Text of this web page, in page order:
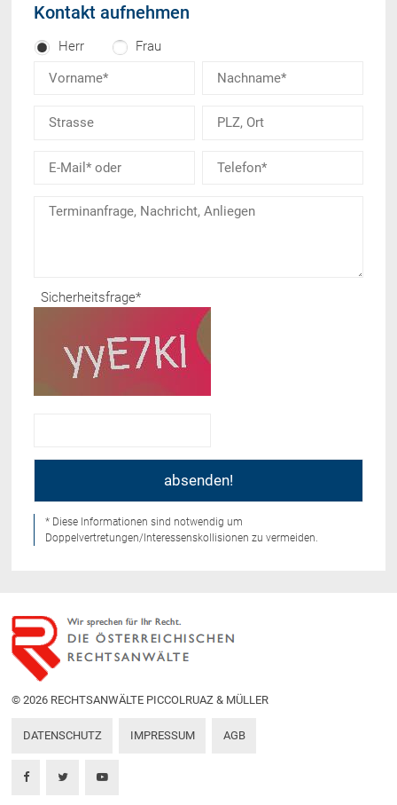
Kontakt aufnehmen
Herr Frau
Sicherheitsfrage*
* Diese Informationen sind notwendig um
Doppelvertretungen/Interessenskollisionen zu vermeiden.
© 2026 RECHTSANWÄLTE PICCOLRUAZ & MÜLLER
DATENSCHUTZ IMPRESSUM AGB